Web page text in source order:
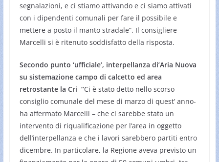
segnalazioni, e ci stiamo attivando e ci siamo attivati
con i dipendenti comunali per fare il possibile e
mettere a posto il manto stradale”. Il consigliere
Marcelli si è ritenuto soddisfatto della risposta.
Secondo punto ‘ufficiale’, interpellanza di’Aria Nuova
su sistemazione campo di calcetto ed area
retrostante la Cri “Ci è stato detto nello scorso
consiglio comunale del mese di marzo di quest’ anno-
ha affermato Marcelli – che ci sarebbe stato un
intervento di riqualificazione per l’area in oggetto
dell’interpellanza e che i lavori sarebbero partiti entro
dicembre. In particolare, la Regione aveva previsto un